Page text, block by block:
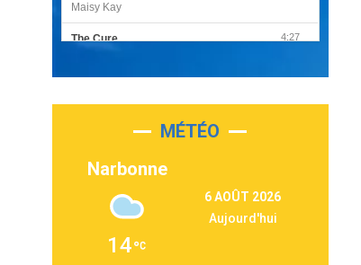
Maisy Kay
The Cure
4:27
Luke Combs
Second Chance
Martin Garrix & Ed Sheeran
Alex Warren
MÉTÉO
Narbonne
14
6 AOÛT 2026
Aujourd'hui